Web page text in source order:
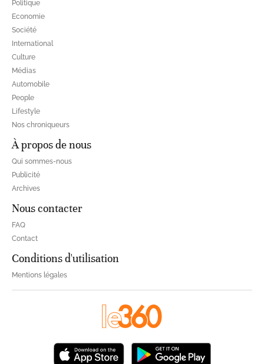
Politique
Economie
Société
International
Culture
Médias
Automobile
People
Lifestyle
Nos chroniqueurs
À propos de nous
Qui sommes-nous
Publicité
Archives
Nous contacter
FAQ
Contact
Conditions d'utilisation
Mentions légales